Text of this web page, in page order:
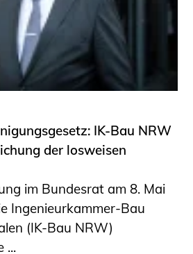
IK-Bau NRW
der losweisen
im Bundesrat am 8. Mai
Ingenieurkammer-Bau
(IK-Bau NRW)
...